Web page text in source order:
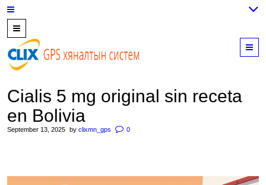
89559964,
952223647
Cialis 5 mg original sin receta
en Bolivia
September 13, 2025 by clixmn_gps 0